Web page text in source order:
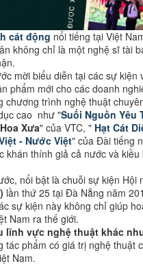
cát động nổi tiếng tại Việt
không chỉ là một nghệ sĩ tài
mời biểu diễn tại các sự kiện
phẩm mới cho các doanh
chương trình nghệ thuật
cao như "Suối Nguồn Yêu
Xưa" của VTC, " Hạt Cát
- Nước Việt" của Đài tiếng
khán thính giả cả nước và
nổi bật là chuỗi sự kiện Hội
lần thứ 25 tại Đà Nẵng năm
sự kiện này không chỉ giúp
Nam ra thế giới​​.
lĩnh vực nghệ thuật khác
phẩm có giá trị nghệ thuật
Nam​​.